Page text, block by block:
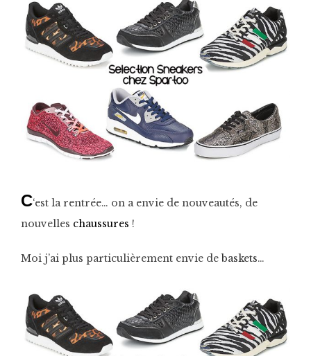
C‘est la rentrée… on a envie de nouveautés, de
nouvelles chaussures !
Moi j’ai plus particulièrement envie debaskets…